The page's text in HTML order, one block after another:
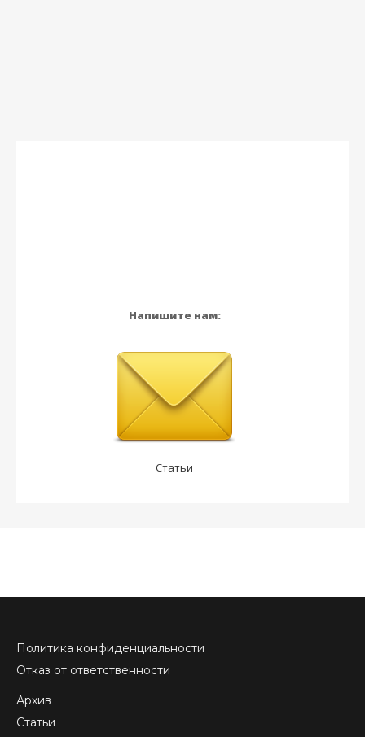
Напишите нам:
Статьи
Политика конфиденциальности
Отказ от ответственности
Архив
Статьи